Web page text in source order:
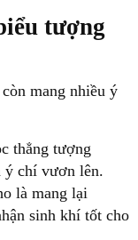
tượng
mang nhiều ý
thẳng tượng
ý chí vươn lên.
là mang lại
sinh khí tốt cho